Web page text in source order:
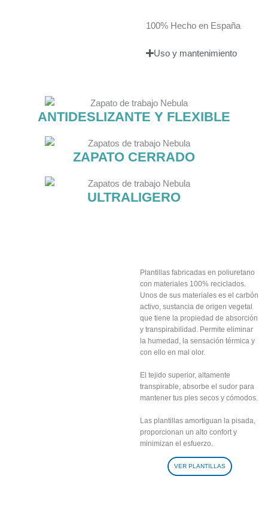
100% Hecho en España
Uso y mantenimiento
ANTIDESLIZANTE Y FLEXIBLE
ZAPATO CERRADO
ULTRALIGERO
Plantillas fabricadas en poliuretano
con materiales 100% reciclados.
Unos de sus materiales es el carbón
activo, sustancia de origen vegetal
que tiene la propiedad de absorción
y transpirabilidad. Permite eliminar
la humedad, la sensación térmica y
con ello en mal olor.
El tejido superior, altamente
transpirable, absorbe el sudor para
mantener tus pies secos y cómodos.
Las plantillas amortiguan la pisada,
proporcionan un alto confort y
minimizan el esfuerzo.
VER PLANTILLAS